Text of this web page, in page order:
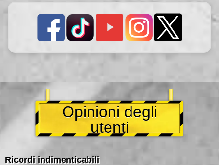
Opinioni degli
utenti
Ricordi indimenticabili